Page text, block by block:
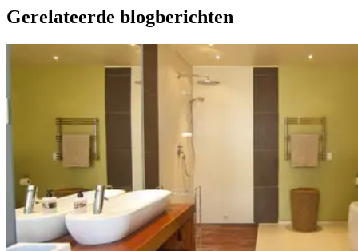
Gerelateerde blogberichten